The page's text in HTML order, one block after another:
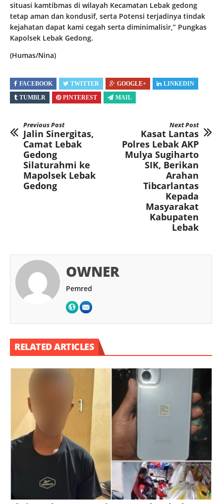
situasi kamtibmas di wilayah Kecamatan Lebak gedong
tetap aman dan kondusif, serta Potensi terjadinya tindak
kejahatan dapat kami cegah serta diminimalisir,” Pungkas
Kapolsek Lebak Gedong.
(Humas/Nina)
FACEBOOK TWITTER GOOGLE+
LINKEDIN
TUMBLR
PINTEREST MAIL
Previous Post
Jalin Sinergitas,
Camat Lebak
Gedong
Silaturahmi ke
Mapolsek Lebak
Gedong
Next Post
Kasat Lantas
Polres Lebak AKP
Mulya Sugiharto
SIK, Berikan
Arahan
Tibcarlantas
Kepada
Masyarakat
Kabupaten
Lebak
OWNER
Pemred
RELATED ARTICLES